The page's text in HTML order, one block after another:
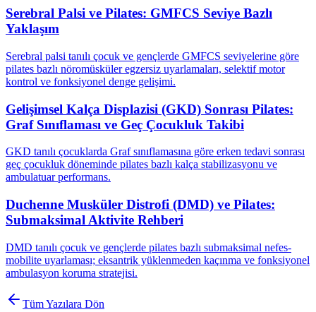
Serebral Palsi ve Pilates: GMFCS Seviye Bazlı
Yaklaşım
Serebral palsi tanılı çocuk ve gençlerde GMFCS seviyelerine göre
pilates bazlı nöromüsküler egzersiz uyarlamaları, selektif motor
kontrol ve fonksiyonel denge gelişimi.
Gelişimsel Kalça Displazisi (GKD) Sonrası Pilates:
Graf Sınıflaması ve Geç Çocukluk Takibi
GKD tanılı çocuklarda Graf sınıflamasına göre erken tedavi sonrası
geç çocukluk döneminde pilates bazlı kalça stabilizasyonu ve
ambulatuar performans.
Duchenne Musküler Distrofi (DMD) ve Pilates:
Submaksimal Aktivite Rehberi
DMD tanılı çocuk ve gençlerde pilates bazlı submaksimal nefes-
mobilite uyarlaması; eksantrik yüklenmeden kaçınma ve fonksiyonel
ambulasyon koruma stratejisi.
Tüm Yazılara Dön